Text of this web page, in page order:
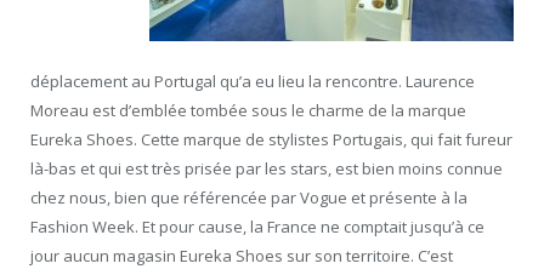
déplacement au Portugal qu’a eu lieu la rencontre. Laurence
Moreau est d’emblée tombée sous le charme de la marque
Eureka Shoes. Cette marque de stylistes Portugais, qui fait fureur
là-bas et qui est très prisée par les stars, est bien moins connue
chez nous, bien que référencée par Vogue et présente à la
Fashion Week. Et pour cause, la France ne comptait jusqu’à ce
jour aucun magasin Eureka Shoes sur son territoire. C’est